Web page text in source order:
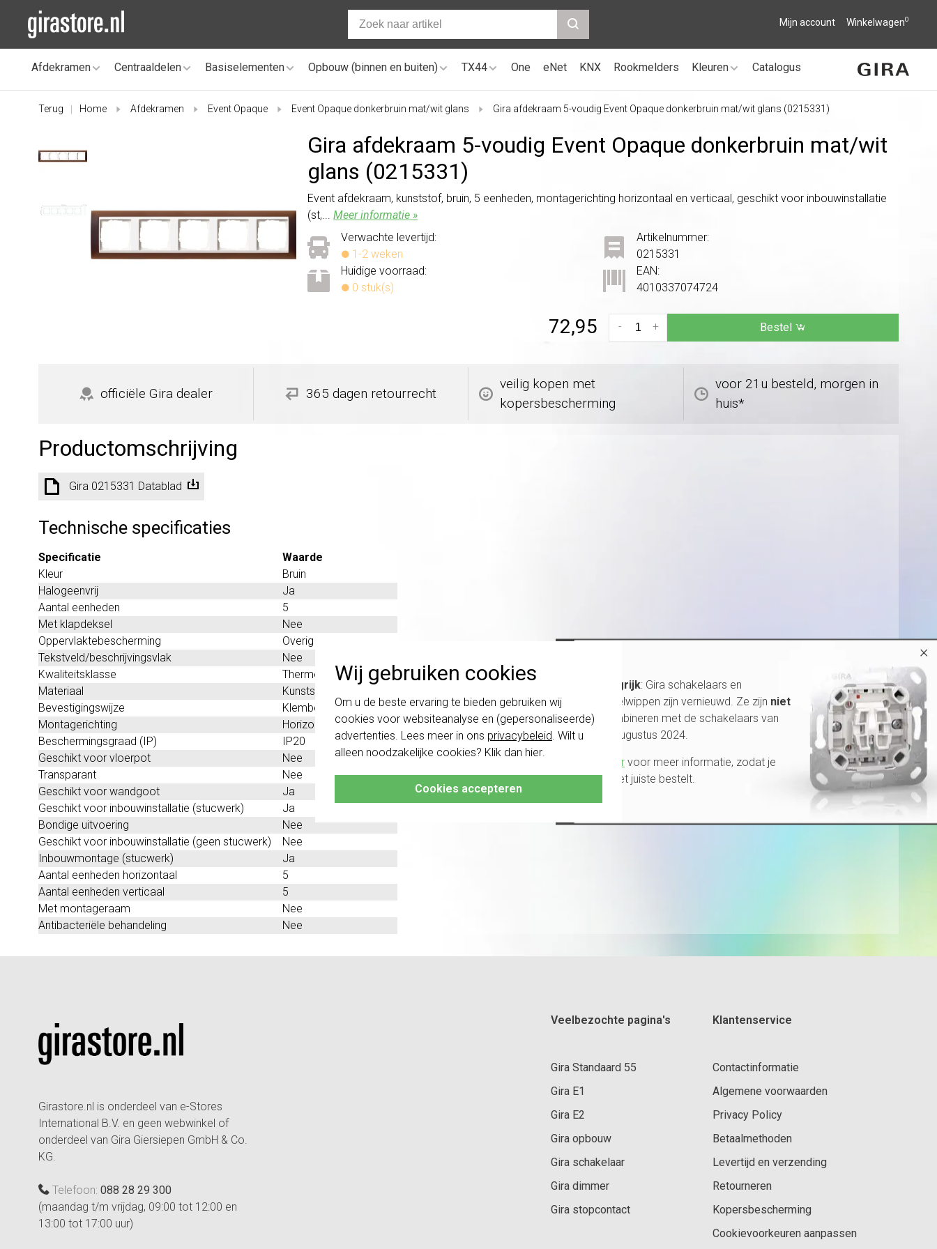
Wij gebruiken cookies
Om u de beste ervaring te bieden gebruiken wij
cookies voor websiteanalyse en (gepersonaliseerde)
advertenties. Lees meer in ons privacybeleid. Wilt u
alleen noodzakelijke cookies? Klik dan hier.
Cookies accepteren
Mijn account Winkelwagen0
Afdekramen Centraaldelen Basiselementen Opbouw (binnen en buiten) TX44 One eNet KNX Rookmelders Kleuren Catalogus
Terug Home Afdekramen Event Opaque Event Opaque donkerbruin mat/wit glans Gira afdekraam 5-voudig Event Opaque donkerbruin mat/wit glans (0215331)
Gira afdekraam 5-voudig Event Opaque donkerbruin mat/wit
glans (0215331)
Event afdekraam, kunststof, bruin, 5 eenheden, montagerichting horizontaal en verticaal, geschikt voor inbouwinstallatie
(st,...Meer informatie »
Verwachte levertijd:
1-2 weken
Huidige voorraad:
0 stuk(s)
Artikelnummer:
0215331
EAN:
4010337074724
72,95 +
- Bestel
officiële Gira dealer 365 dagen retourrecht
veilig kopen met
kopersbescherming
voor 21u besteld, morgen in
huis*
Productomschrijving
Gira 0215331 Datablad
Technische specificaties
Specificatie
Waarde
Kleur
Bruin
Halogeenvrij
Ja
Aantal eenheden
5
Met klapdeksel
Nee
Oppervlaktebescherming
Overig
Tekstveld/beschrijvingsvlak
Nee
Kwaliteitsklasse
Thermoplast
Materiaal
Kunststof
Bevestigingswijze
Klembevestiging
Montagerichting
Horizontaal en verticaal
Beschermingsgraad (IP)
IP20
Geschikt voor vloerpot
Nee
Transparant
Nee
Geschikt voor wandgoot
Ja
Geschikt voor inbouwinstallatie (stucwerk)
Ja
Bondige uitvoering
Nee
Geschikt voor inbouwinstallatie (geen stucwerk)
Nee
Inbouwmontage (stucwerk)
Ja
Aantal eenheden horizontaal
5
Aantal eenheden verticaal
5
Met montageraam
Nee
Antibacteriële behandeling
Nee
Girastore.nl is onderdeel van e-Stores
International B.V. en geen webwinkel of
onderdeel van Gira Giersiepen GmbH & Co.
KG.
Telefoon: 088 28 29 300
(maandag t/m vrijdag, 09:00 tot 12:00 en
13:00 tot 17:00 uur)
Veelbezochte pagina's
Gira Standaard 55
Gira E1
Gira E2
Gira opbouw
Gira schakelaar
Gira dimmer
Gira stopcontact
Klantenservice
Contactinformatie
Algemene voorwaarden
Privacy Policy
Betaalmethoden
Levertijd en verzending
Retourneren
Kopersbescherming
Cookievoorkeuren aanpassen
×
Belangrijk: Gira schakelaars en
schakelwippen zijn vernieuwd. Ze zijn niet
te combineren met de schakelaars van
vóór augustus 2024.
Klik hier voor meer informatie, zodat je
altijd het juiste bestelt.